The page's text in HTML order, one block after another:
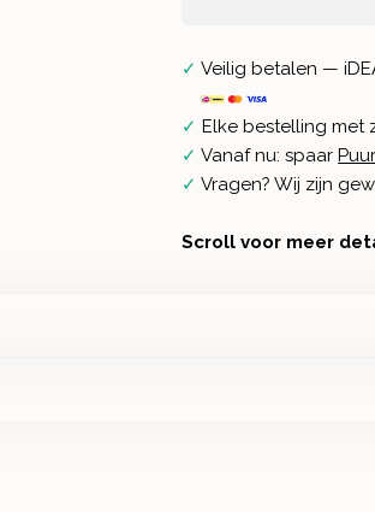
✓ Veilig betalen —
✓ Elke bestelling met
✓ Vanaf nu: spaar
✓ Vragen? Wij zijn
Scroll voor meer